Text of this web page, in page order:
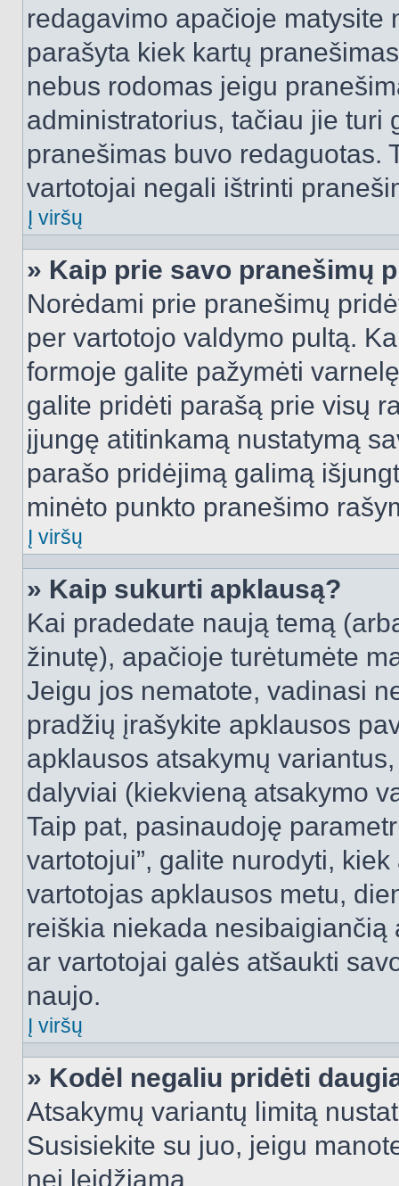
redagavimo apačioje matysite
parašyta kiek kartų
nebus rodomas jeigu
administratorius, tačiau jie turi
pranešimas buvo redaguotas.
vartotojai negali ištrinti
Į viršų
» Kaip prie savo pranešimų
Norėdami prie pranešimų
per vartotojo valdymo pultą.
formoje galite pažymėti
galite pridėti parašą prie visų
įjungę atitinkamą nustatymą
parašo pridėjimą galimą
minėto punkto pranešimo
Į viršų
» Kaip sukurti apklausą?
Kai pradedate naują temą
žinutę), apačioje turėtumėte
Jeigu jos nematote, vadinasi
pradžių įrašykite apklausos
apklausos atsakymų
dalyviai (kiekvieną atsakymo
Taip pat, pasinaudoję
vartotojui”, galite nurodyti,
vartotojas apklausos metu,
reiškia niekada
ar vartotojai galės atšaukti
naujo.
Į viršų
» Kodėl negaliu pridėti
Atsakymų variantų limitą
Susisiekite su juo, jeigu
nei leidžiama.